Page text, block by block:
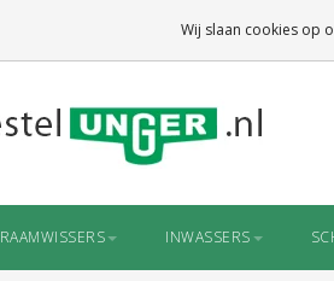
RAAMWISSERS INWASSERS
Wij slaan cookies op